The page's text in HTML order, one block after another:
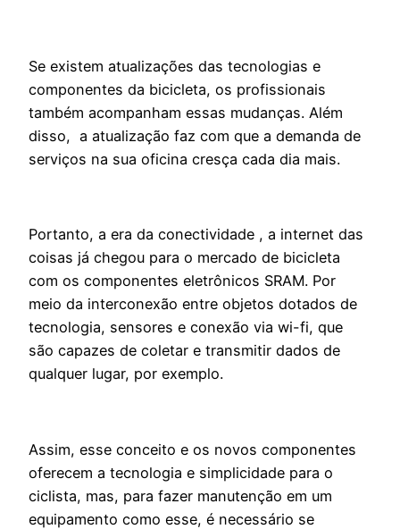
Se existem atualizações das tecnologias e
componentes da bicicleta, os profissionais
também acompanham essas mudanças. Além
disso, a atualização faz com que a demanda de
serviços na sua oficina cresça cada dia mais.
Portanto, a era da conectividade , a internet das
coisas já chegou para o mercado de bicicleta
com os componentes eletrônicos SRAM. Por
meio da interconexão entre objetos dotados de
tecnologia, sensores e conexão via wi-fi, que
são capazes de coletar e transmitir dados de
qualquer lugar, por exemplo.
Assim, esse conceito e os novos componentes
oferecem a tecnologia e simplicidade para o
ciclista, mas, para fazer manutenção em um
equipamento como esse, é necessário se